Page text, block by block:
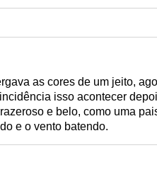
as cores de um jeito,
isso acontecer
e belo, como uma
e o vento batendo.